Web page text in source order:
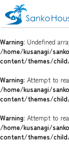
Warning: Undefined
/home/kusanagi/
content/themes/
Warning: Attempt to
/home/kusanagi/
content/themes/
Warning: Attempt to
/home/kusanagi/
content/themes/